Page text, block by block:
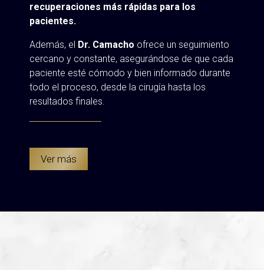
recuperaciones más rápidas para los
pacientes.
Además, el Dr. Camacho ofrece un seguimiento
cercano y constante, asegurándose de que cada
paciente esté cómodo y bien informado durante
todo el proceso, desde la cirugía hasta los
resultados finales.
Ver más